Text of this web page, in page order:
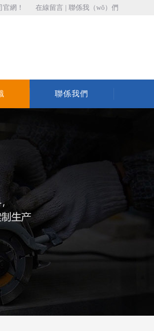
司官網！ 在線留言 聯係我（wǒ）們
聯係我們